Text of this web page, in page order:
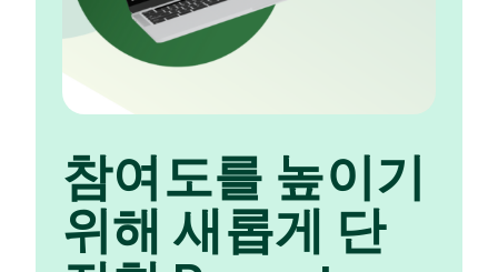
참여도를 높이기
위해 새롭게 단